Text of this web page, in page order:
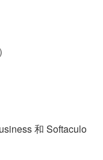
和 Softaculo